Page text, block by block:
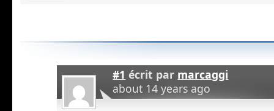
#1 écrit par marcaggi
about 14 years ago